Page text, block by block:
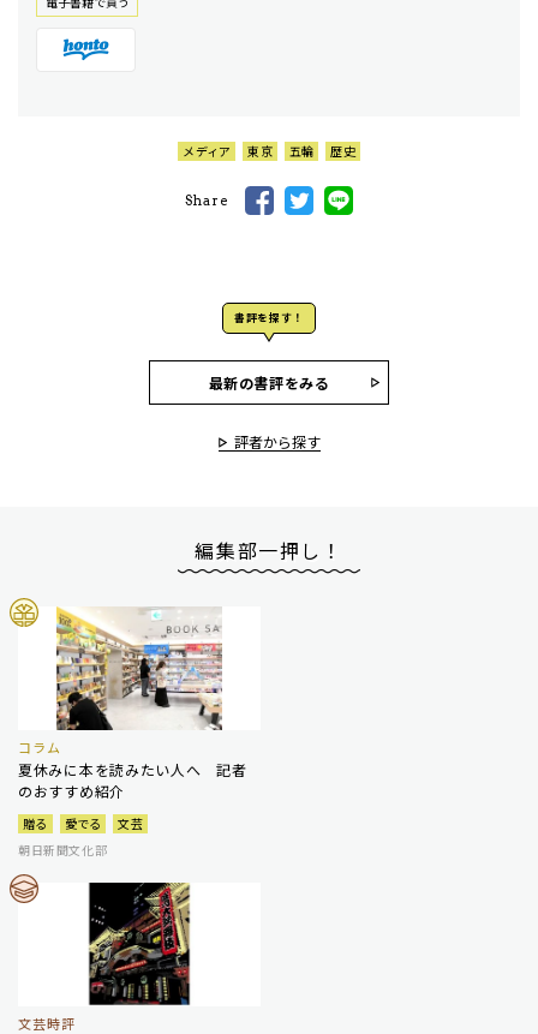
メディア 東京 五輪 歴史
Share
書評を探す！
最新の書評をみる
評者から探す
編集部一押し！
コラム
夏休みに本を読みたい人へ 記者
のおすすめ紹介
贈る 愛でる
文芸
朝日新聞文化部
文芸時評